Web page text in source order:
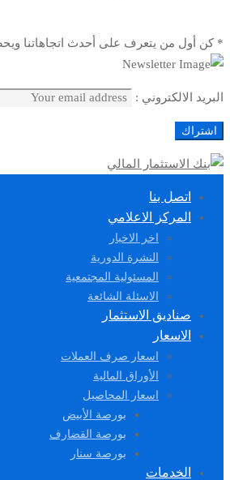
* كن أول من يتعرف على أحدث اتجاهاتنا
البريد الالكتروني :
اتصل بنا
المركز الاعلامي
اخر الاخبار
النشرة الدورية
المسئولية المجتمعية
الاسئلة الشائعة
صناديق الاستثمار
الاسعار
اسعار صرف العملات
الأوراق المالية
اسعار المحاصيل
بورصة الأبيض
بورصة القضارف
بورصة سنار
الخدمات